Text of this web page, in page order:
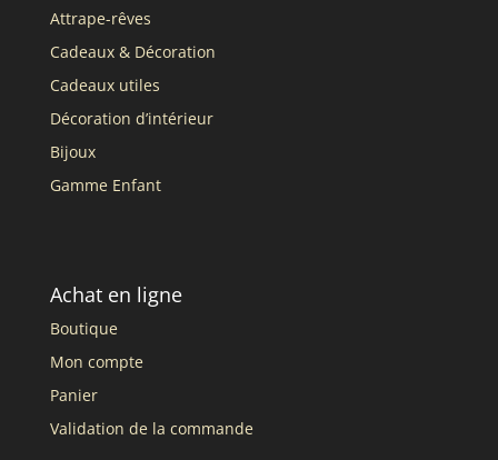
Attrape-rêves
Cadeaux & Décoration
Cadeaux utiles
Décoration d’intérieur
Bijoux
Gamme Enfant
Achat en ligne
Boutique
Mon compte
Panier
Validation de la commande